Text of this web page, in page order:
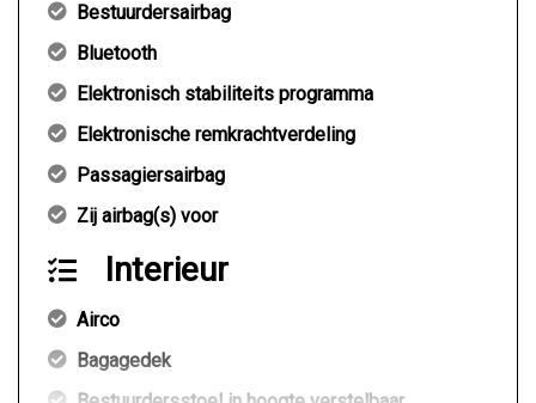
Bestuurdersairbag
Bluetooth
Elektronisch stabiliteits programma
Elektronische remkrachtverdeling
Passagiersairbag
Zij airbag(s) voor
Interieur
Airco
Bagagedek